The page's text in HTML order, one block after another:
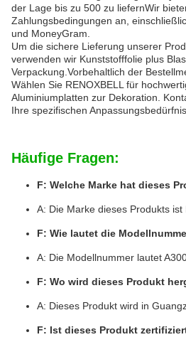
der Lage bis zu 500 zu liefernWir
Zahlungsbedingungen an,
und MoneyGram.
Um die sichere Lieferung unserer
verwenden wir Kunststofffolie plus
Verpackung.Vorbehaltlich der
Wählen Sie RENOXBELL für
Aluminiumplatten zur Dekoration.
Ihre spezifischen
Häufige Fragen:
F: Welche Marke hat dieses
A: Die Marke dieses Produkts ist
F: Wie lautet die
A: Die Modellnummer lautet
F: Wo wird dieses Produkt
A: Dieses Produkt wird in
F: Ist dieses Produkt